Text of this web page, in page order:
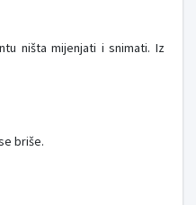
ništa mijenjati i snimati. Iz
briše.